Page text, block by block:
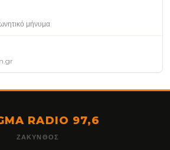
μήνυμα
RADIO 97,6
ΖΆΚΥΝΘΟΣ